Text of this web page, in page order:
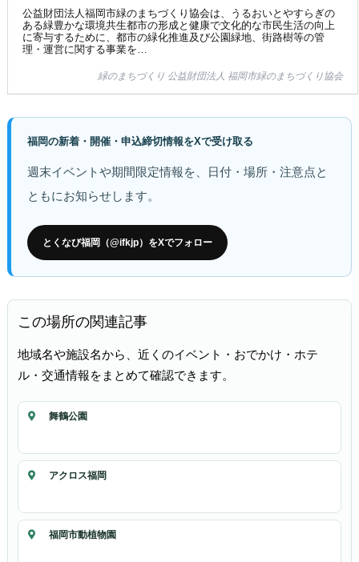
公益財団法人福岡市緑のまちづくり協会は、うるおいとやすらぎの
ある緑豊かな環境共生都市の形成と健康で文化的な市民生活の向上
に寄与するために、都市の緑化推進及び公園緑地、街路樹等の管
理・運営に関する事業を…
緑のまちづくり 公益財団法人 福岡市緑のまちづくり協会
福岡の新着・開催・申込締切情報をXで受け取る
週末イベントや期間限定情報を、日付・場所・注意点と
ともにお知らせします。
とくなび福岡（@ifkjp）をXでフォロー
この場所の関連記事
地域名や施設名から、近くのイベント・おでかけ・ホテ
ル・交通情報をまとめて確認できます。
舞鶴公園
アクロス福岡
福岡市動植物園